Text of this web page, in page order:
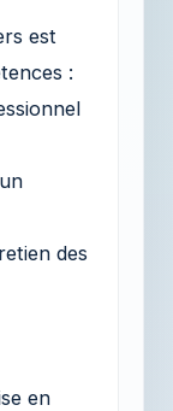
est
:
des
en